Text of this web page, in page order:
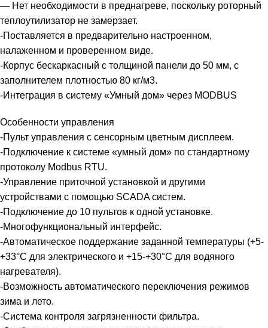
— Нет необходимости в преднагреве, поскольку роторный
теплоутилизатор не замерзает.
-Поставляется в предварительно настроенном,
налаженном и проверенном виде.
-Корпус бескаркасный с толщиной панели до 50 мм, с
заполнителем плотностью 80 кг/м3.
-Интеграция в систему «Умный дом» через MODBUS
Особенности управления
-Пульт управления с сенсорным цветным дисплеем.
-Подключение к системе «умный дом» по стандартному
протоколу Modbus RTU.
-Управление приточной установкой и другими
устройствами с помощью SCADA систем.
-Подключение до 10 пультов к одной установке.
-Многофункциональный интерфейс.
-Автоматическое поддержание заданной температуры (+5-
+33°С для электрического и +15-+30°С для водяного
нагревателя).
-Возможность автоматического переключения режимов
зима и лето.
-Система контроля загрязненности фильтра.